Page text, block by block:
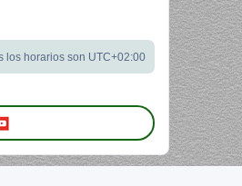
los horarios son UTC+02:00